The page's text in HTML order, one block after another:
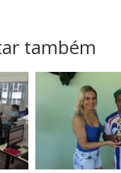
também